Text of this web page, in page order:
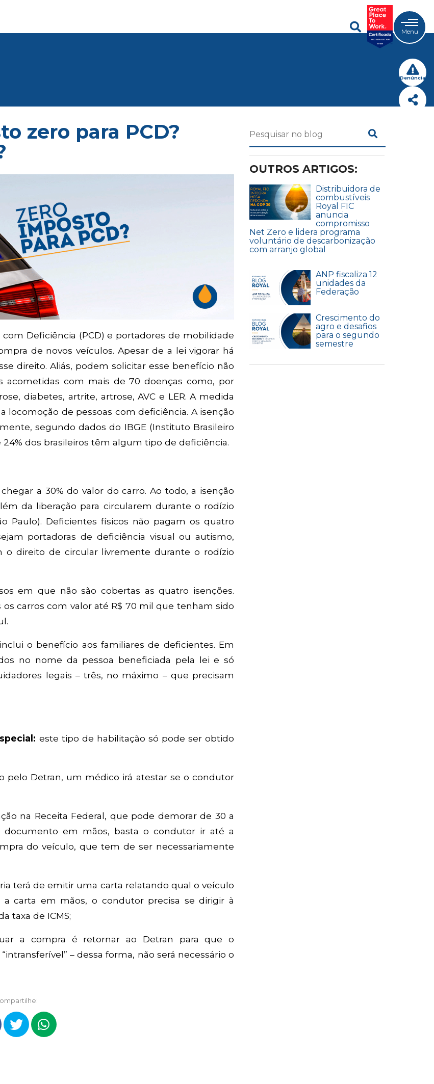
Menu
Denúncia
zero para PCD?
com Deficiência (PCD) e portadores de mobilidade
de novos veículos. Apesar de a lei vigorar há
direito. Aliás, podem solicitar esse benefício não
acometidas com mais de 70 doenças como, por
diabetes, artrite, artrose, AVC e LER. A medida
de pessoas com deficiência. A isenção
segundo dados do IBGE (Instituto Brasileiro
dos brasileiros têm algum tipo de deficiência.
a 30% do valor do carro. Ao todo, a isenção
da liberação para circularem durante o rodízio
Paulo). Deficientes físicos não pagam os quatro
portadoras de deficiência visual ou autismo,
o direito de circular livremente durante o rodízio
em que não são cobertas as quatro isenções.
os carros com valor até R$ 70 mil que tenham sido
o benefício aos familiares de deficientes. Em
no nome da pessoa beneficiada pela lei e só
legais – três, no máximo – que precisam
este tipo de habilitação só pode ser obtido
pelo Detran, um médico irá atestar se o condutor
na Receita Federal, que pode demorar de 30 a
documento em mãos, basta o condutor ir até a
do veículo, que tem de ser necessariamente
terá de emitir uma carta relatando qual o veículo
carta em mãos, o condutor precisa se dirigir à
taxa de ICMS;
a compra é retornar ao Detran para que o
– dessa forma, não será necessário o
OUTROS ARTIGOS:
Distribuidora de
combustíveis
Royal FIC
anuncia
compromisso
Net Zero e lidera programa
voluntário de descarbonização
com arranjo global
ANP fiscaliza 12
unidades da
Federação
Crescimento do
agro e desafios
para o segundo
semestre